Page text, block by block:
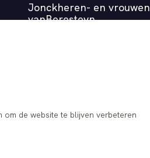
de website te blijven verbeteren
Jonckheren- en vrouwen
vanBeresteyn